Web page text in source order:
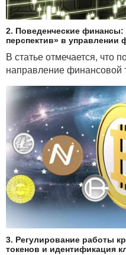
2. Поведенческие финансы:
перспектив» в управлении
В статье отмечается, что
направление финансовой
3. Регулирование работы
токенов и идентификация